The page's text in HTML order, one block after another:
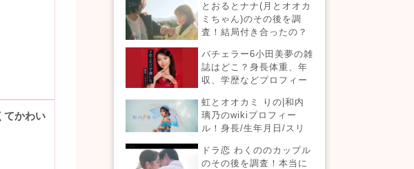
てかわい
現在の活動は？
とおるとナナ(月とオオカ
ミちゃん)のその後を調
査！結局付き合ったの？
バチェラー6小田美夢の雑
誌はどこ？身長体重、年
収、学歴などプロフィー
虹とオオカミ りの|和内
璃乃のwikiプロフィー
ル！身長/生年月日/スリ
ドラ恋 わくののカップル
のその後を調査！本当に